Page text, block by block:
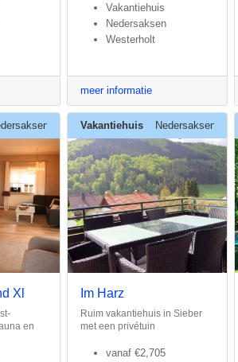
Vakantiehuis
Nedersaksen
Westerholt
meer informatie
Xl
en
Vakantiehuis Nedersaksen
Im Harz
Ruim vakantiehuis in Sieber
met een privétuin
vanaf€2,705